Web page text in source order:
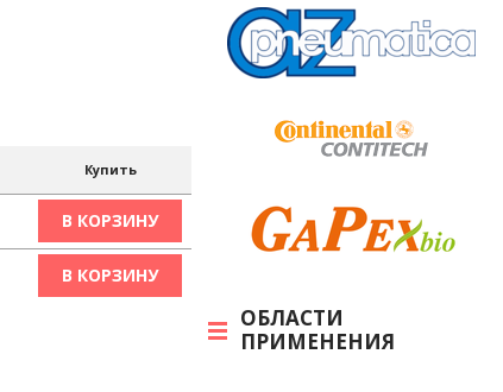
Купить
В КОРЗИНУ
В КОРЗИНУ
ОБЛАСТИ
ПРИМЕНЕНИЯ